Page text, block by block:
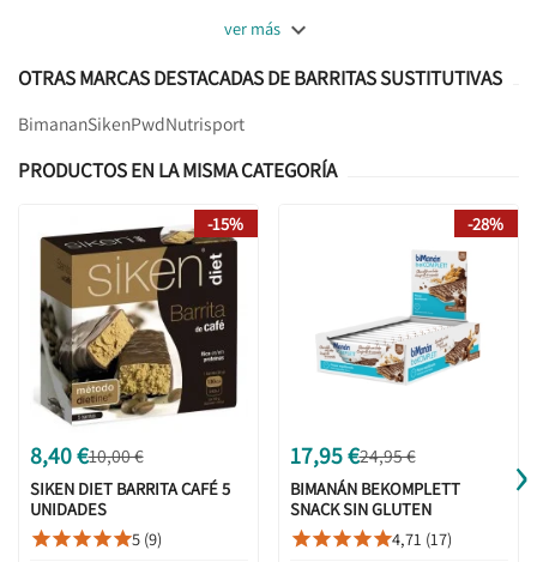
ver más 
OTRAS MARCAS DESTACADAS DE BARRITAS SUSTITUTIVAS
BimananSikenPwdNutrisport
PRODUCTOS EN LA MISMA CATEGORÍA
8,40 €10,00 €
SIKEN DIET BARRITA CAFÉ 5
UNIDADES
5 (9)
-15%
17,95 €24,95 €
BIMANÁN BEKOMPLETT
SNACK SIN GLUTEN
CHOCOLATE CON LECHE 20
BARRITAS
4,71 (17)
-28%
›